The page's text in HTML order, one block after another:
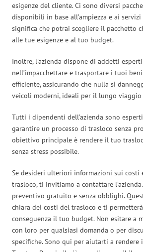
esigenze del cliente. Ci sono diversi
disponibili in base all’ampiezza e ai
significa che potrai scegliere il pacchetto
alle tue esigenze e al tuo budget.
Inoltre, l’azienda dispone di addetti
nell’impacchettare e trasportare i tuoi
efficiente, assicurando che nulla si
veicoli moderni, ideali per il lungo viaggio
Tutti i dipendenti dell’azienda sono
garantire un processo di trasloco senza
obiettivo principale è rendere il tuo
senza stress possibile.
Se desideri ulteriori informazioni sui costi
trasloco, ti invitiamo a contattare
preventivo gratuito e senza obblighi.
chiara dei costi del trasloco e ti
conseguenza il tuo budget. Non esitare a
con loro per qualsiasi domanda o per
specifiche. Sono qui per aiutarti a rendere